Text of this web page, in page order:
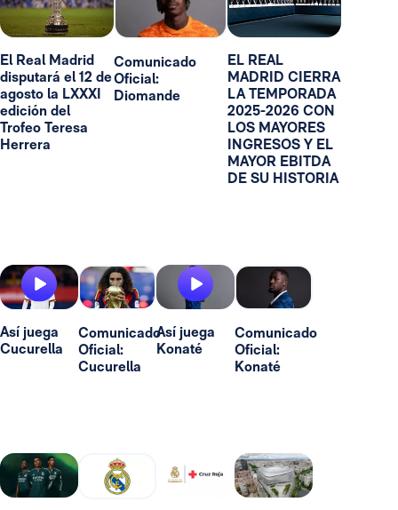
El Real Madrid
disputará el 12 de
agosto la LXXXI
edición del
Trofeo Teresa
Herrera
Comunicado
Oficial:
Diomande
EL REAL
MADRID CIERRA
LA TEMPORADA
2025-2026 CON
LOS MAYORES
INGRESOS Y EL
MAYOR EBITDA
DE SU HISTORIA
Así juega
Cucurella
Comunicado
Oficial:
Cucurella
Así juega
Konaté
Comunicado
Oficial:
Konaté